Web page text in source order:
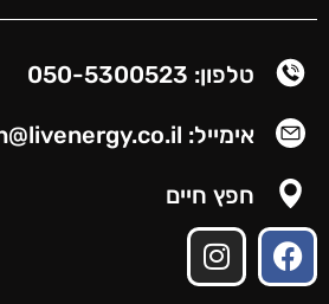
טלפון: 050-5300523
אימייל: liran@livenergy.co.il
חפץ חיים